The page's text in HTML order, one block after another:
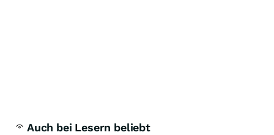
Auch bei Lesern beliebt